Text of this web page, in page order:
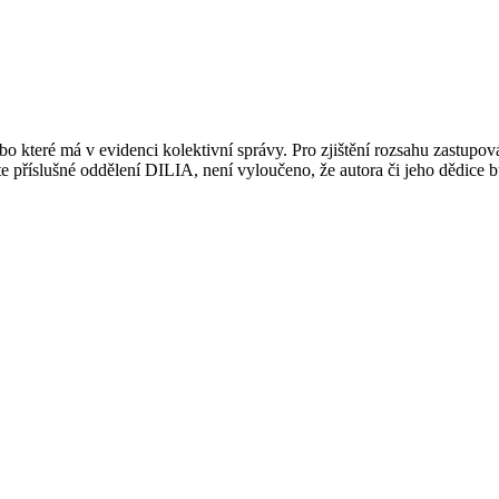
které má v evidenci kolektivní správy. Pro zjištění rozsahu
oddělení DILIA, není vyloučeno, že autora či jeho dědice